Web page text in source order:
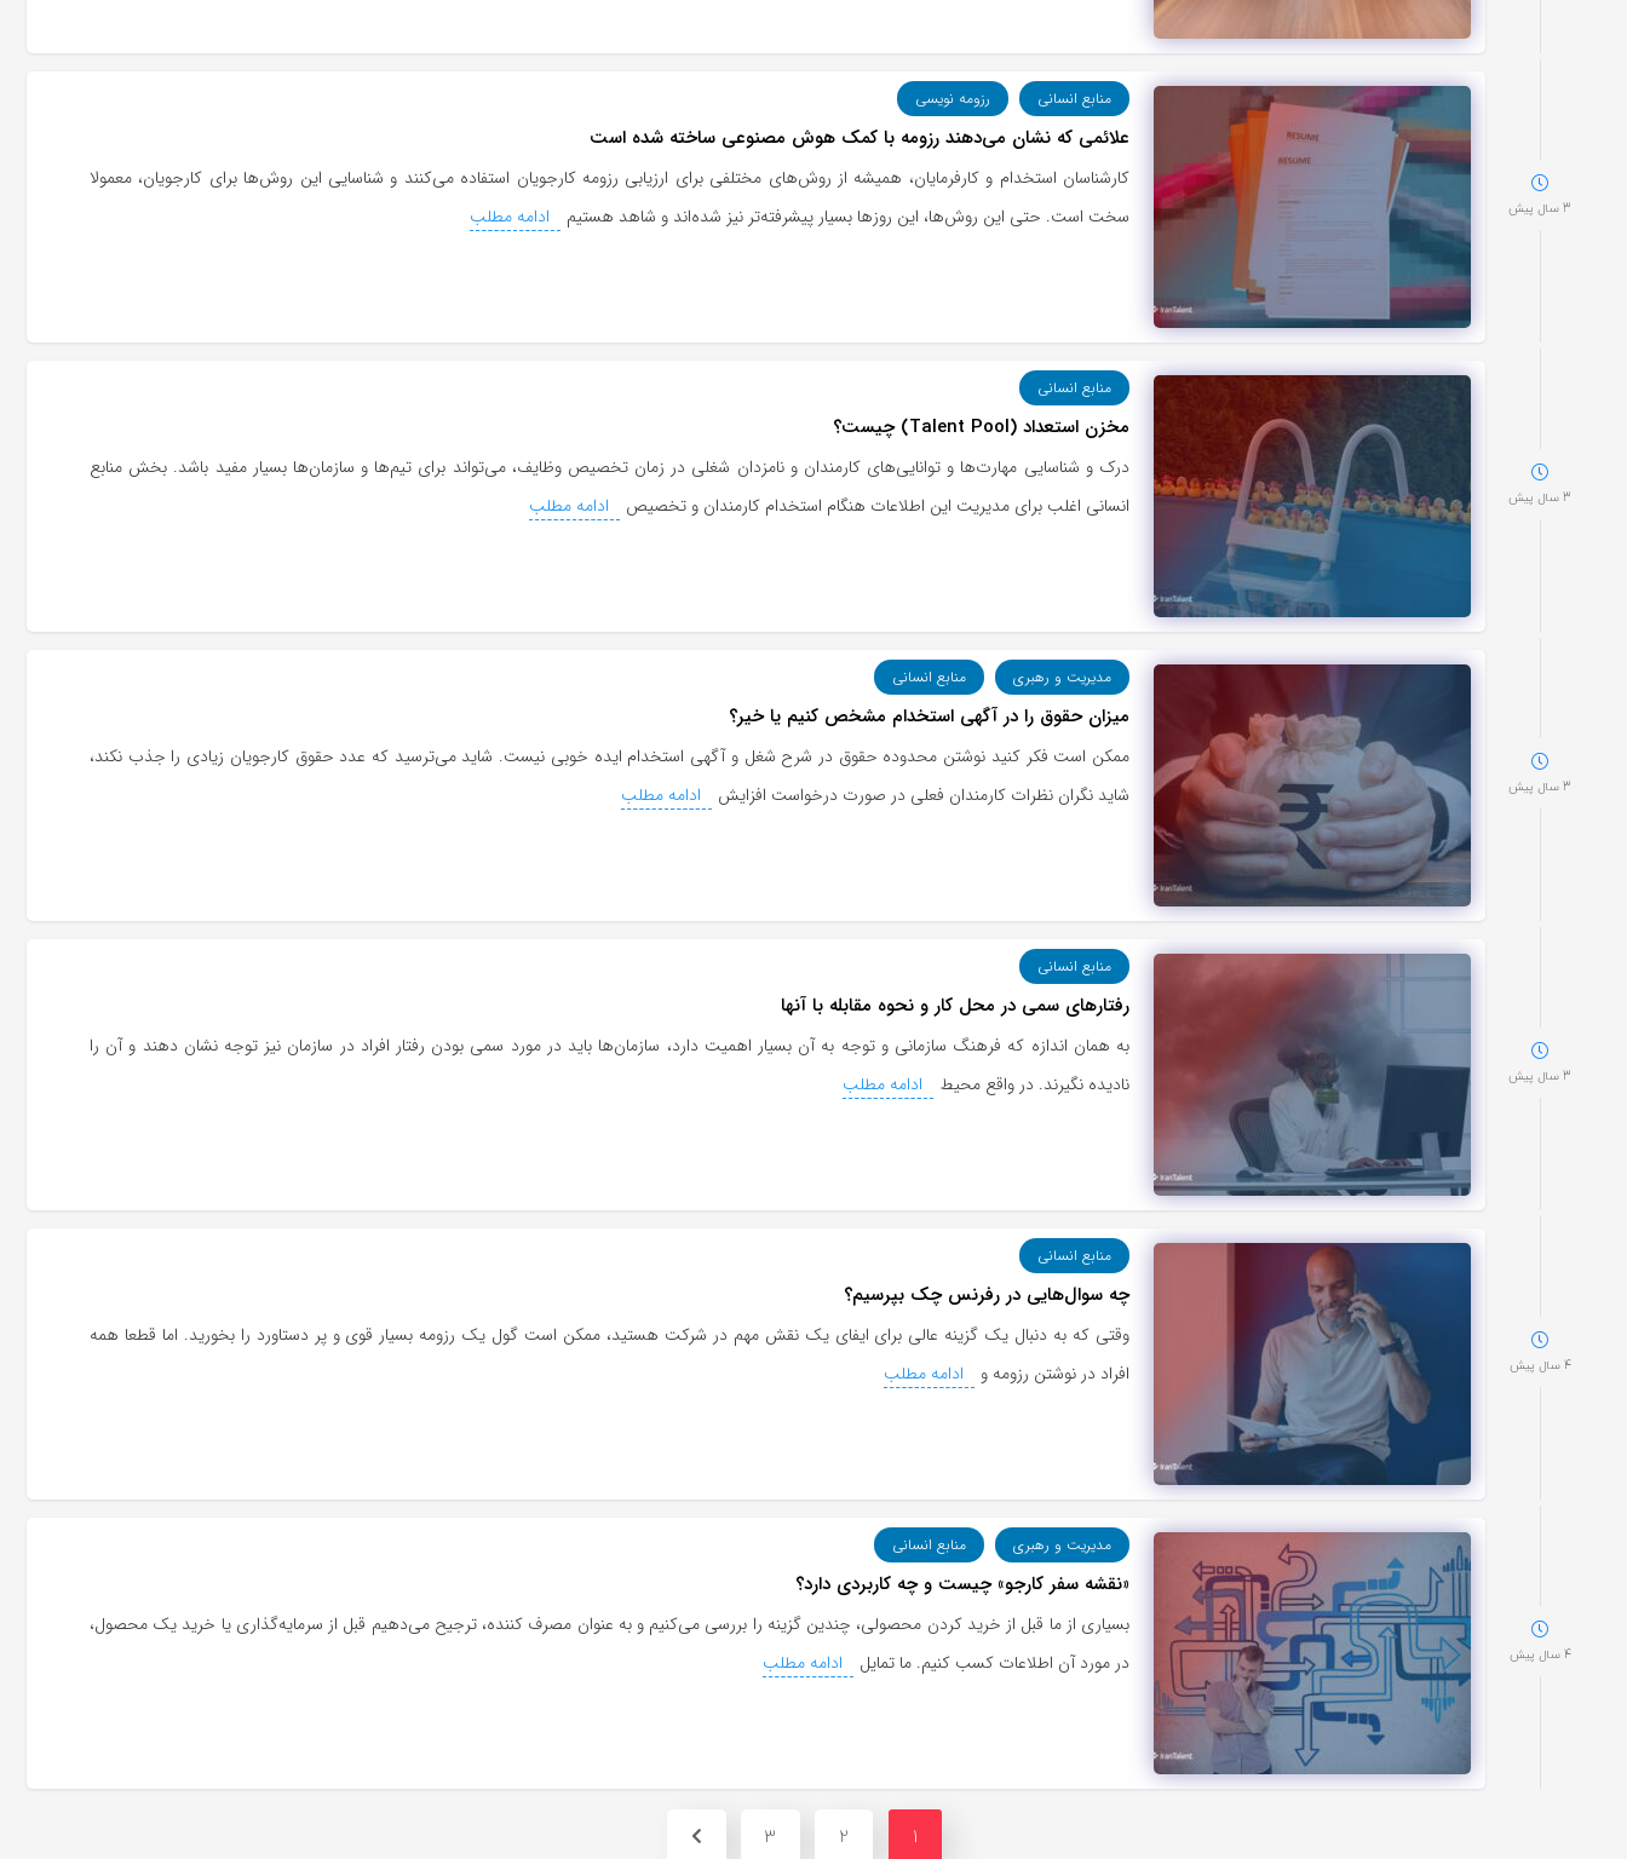
3 سال پیش
منابع انسانی رزومه نویسی
علائمی که نشان می‌دهند رزومه با کمک هوش مصنوعی ساخته شده است
کارشناسان استخدام و کارفرمایان، همیشه از روش‌های مختلفی برای ارزیابی رزومه کارجویان استفاده می‌کنند و شناسایی این روش‌ها برای کارجویان، معمولا
سخت است. حتی این روش‌ها، این روزها بسیار پیشرفته‌تر نیز شده‌اند و شاهد هستیم
ادامه مطلب
3 سال پیش
منابع انسانی
مخزن استعداد (Talent Pool) چیست؟
درک و شناسایی مهارت‌ها و توانایی‌های کارمندان و نامزدان شغلی در زمان تخصیص وظایف، می‌تواند برای تیم‌ها و سازمان‌ها بسیار مفید باشد. بخش منابع
انسانی اغلب برای مدیریت این اطلاعات هنگام استخدام کارمندان و تخصیص
ادامه مطلب
3 سال پیش
مدیریت و رهبری منابع انسانی
میزان حقوق را در آگهی استخدام مشخص کنیم یا خیر؟
ممکن است فکر کنید نوشتن محدوده حقوق در شرح شغل و آگهی استخدام ایده خوبی نیست. شاید می‌ترسید که عدد حقوق کارجویان زیادی را جذب نکند،
شاید نگران نظرات کارمندان فعلی در صورت درخواست افزایش
ادامه مطلب
3 سال پیش
منابع انسانی
رفتارهای سمی در محل کار و نحوه مقابله با آنها
به همان اندازه که فرهنگ سازمانی و توجه به آن بسیار اهمیت دارد، سازمان‌ها باید در مورد سمی بودن رفتار افراد در سازمان نیز توجه نشان دهند و آن را
نادیده نگیرند. در واقع محیط
ادامه مطلب
4 سال پیش
منابع انسانی
چه سوال‌هایی در رفرنس چک بپرسیم؟
وقتی که به دنبال یک گزینه عالی برای ایفای یک نقش مهم در شرکت هستید، ممکن است گول یک رزومه بسیار قوی و پر دستاورد را بخورید. اما قطعا همه
افراد در نوشتن رزومه و
ادامه مطلب
4 سال پیش
مدیریت و رهبری منابع انسانی
«نقشه سفر کارجو» چیست و چه کاربردی دارد؟
بسیاری از ما قبل از خرید کردن محصولی، چندین گزینه را بررسی می‌کنیم و به عنوان مصرف کننده، ترجیح می‌دهیم قبل از سرمایه‌گذاری یا خرید یک محصول،
در مورد آن اطلاعات کسب کنیم. ما تمایل
ادامه مطلب
1
2
3